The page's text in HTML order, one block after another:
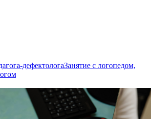
дефектологаЗанятие с логопедом,